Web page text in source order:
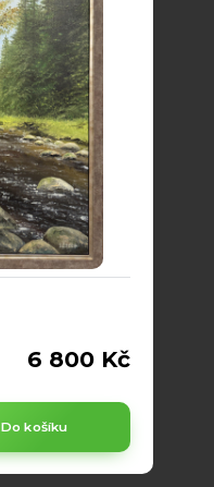
6 800 Kč
Do košíku